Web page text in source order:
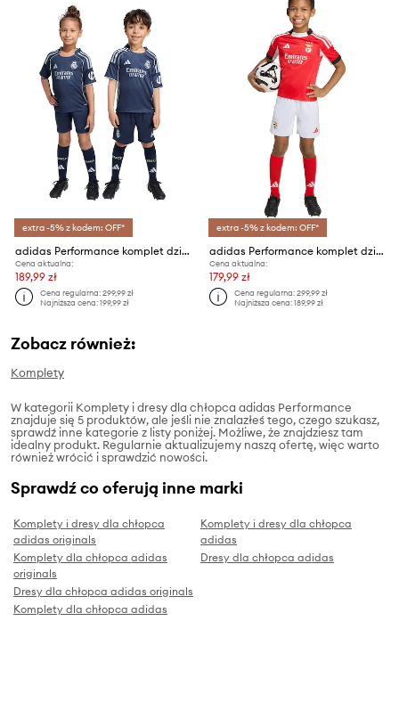
extra -5% z kodem: OFF*
adidas Performance komplet dziecięcy REAL MADRID
Cena aktualna:
189,99 zł
Cena regularna:299,99 zł
Najniższa cena:199,99 zł
extra -5% z kodem: OFF*
adidas Performance komplet dziecięcy SLB
Cena aktualna:
179,99 zł
Cena regularna:299,99 zł
Najniższa cena:189,99 zł
Zobacz również:
Komplety
W kategorii Komplety i dresy dla chłopca adidas Performance
znajduje się 5 produktów, ale jeśli nie znalazłeś tego, czego szukasz,
sprawdź inne kategorie z listy poniżej. Możliwe, że znajdziesz tam
idealny produkt. Regularnie aktualizujemy naszą ofertę, więc warto
również wrócić i sprawdzić nowości.
Sprawdź co oferują inne marki
Komplety i dresy dla chłopca
adidas originals
Komplety i dresy dla chłopca
adidas
Komplety dla chłopca adidas
originals
Dresy dla chłopca adidas
Dresy dla chłopca adidas originals
Komplety dla chłopca adidas